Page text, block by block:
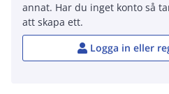
annat. Har du inget konto så
att skapa ett.
Logga in eller